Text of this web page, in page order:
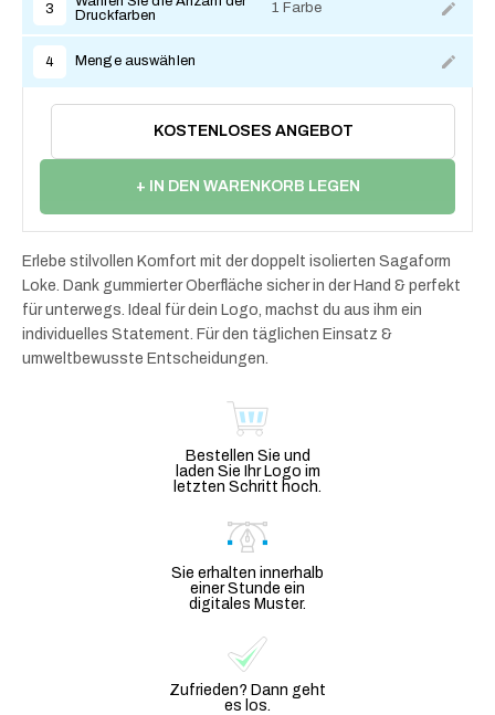
3
Druckfarben
1 Farbe
4 Menge auswählen
KOSTENLOSES ANGEBOT
+ IN DEN WARENKORB LEGEN
Erlebe stilvollen Komfort mit der doppelt isolierten Sagaform
Loke. Dank gummierter Oberfläche sicher in der Hand & perfekt
für unterwegs. Ideal für dein Logo, machst du aus ihm ein
individuelles Statement. Für den täglichen Einsatz &
umweltbewusste Entscheidungen.
Bestellen Sie und
laden Sie Ihr Logo im
letzten Schritt hoch.
Sie erhalten innerhalb
einer Stunde ein
digitales Muster.
Zufrieden? Dann geht
es los.